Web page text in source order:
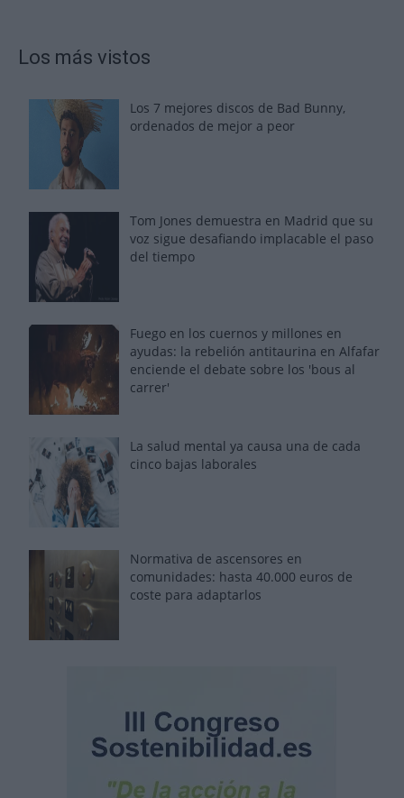
Los más vistos
Los 7 mejores discos de Bad Bunny,
ordenados de mejor a peor
Tom Jones demuestra en Madrid que su
voz sigue desafiando implacable el paso
del tiempo
Fuego en los cuernos y millones en
ayudas: la rebelión antitaurina en Alfafar
enciende el debate sobre los 'bous al
carrer'
La salud mental ya causa una de cada
cinco bajas laborales
Normativa de ascensores en
comunidades: hasta 40.000 euros de
coste para adaptarlos